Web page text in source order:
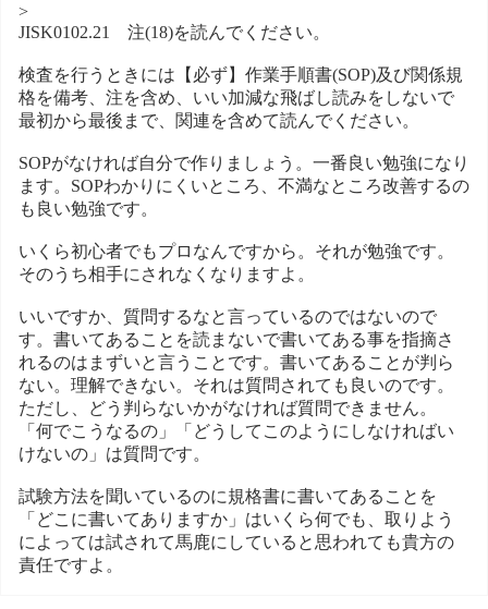
>
JISK0102.21 注(18)を読んでください。
検査を行うときには【必ず】作業手順書(SOP)及び関係規
格を備考、注を含め、いい加減な飛ばし読みをしないで
最初から最後まで、関連を含めて読んでください。
SOPがなければ自分で作りましょう。一番良い勉強になり
ます。SOPわかりにくいところ、不満なところ改善するの
も良い勉強です。
いくら初心者でもプロなんですから。それが勉強です。
そのうち相手にされなくなりますよ。
いいですか、質問するなと言っているのではないので
す。書いてあることを読まないで書いてある事を指摘さ
れるのはまずいと言うことです。書いてあることが判ら
ない。理解できない。それは質問されても良いのです。
ただし、どう判らないかがなければ質問できません。
「何でこうなるの」「どうしてこのようにしなければい
けないの」は質問です。
試験方法を聞いているのに規格書に書いてあることを
「どこに書いてありますか」はいくら何でも、取りよう
によっては試されて馬鹿にしていると思われても貴方の
責任ですよ。